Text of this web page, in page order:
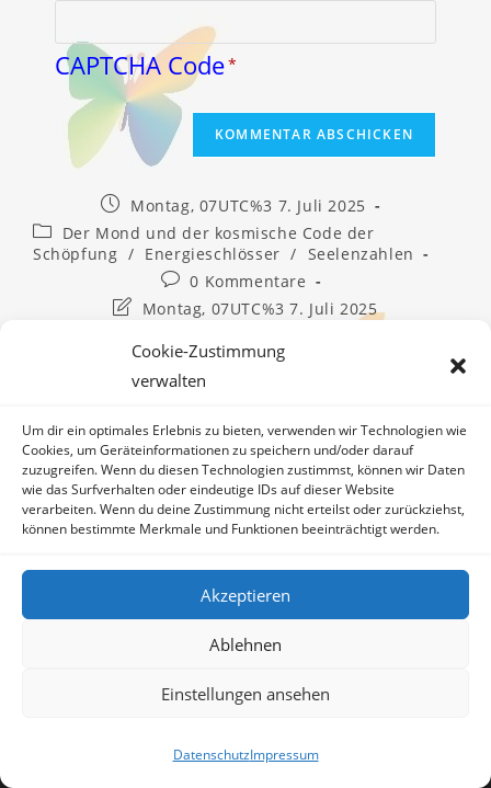
Cookie-Zustimmung
verwalten
Um dir ein optimales Erlebnis zu bieten, verwenden wir Technologien wie
Cookies, um Geräteinformationen zu speichern und/oder darauf
zuzugreifen. Wenn du diesen Technologien zustimmst, können wir Daten
wie das Surfverhalten oder eindeutige IDs auf dieser Website
verarbeiten. Wenn du deine Zustimmung nicht erteilst oder zurückziehst,
können bestimmte Merkmale und Funktionen beeinträchtigt werden.
Akzeptieren
Ablehnen
Einstellungen ansehen
DatenschutzImpressum
CAPTCHA Code*
Beitrag
veröffentlicht:
Montag, 07UTC%3 7. Juli 2025
Beitrags-
Kategorie:
Der Mond und der kosmische Code der
Schöpfung / Energieschlösser / Seelenzahlen
Beitrags-
Kommentare:
0 Kommentare
Beitrag
geändert
Montag, 07UTC%3 7. Juli 2025
YouTube